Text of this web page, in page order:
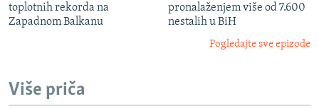
toplotnih rekorda na
Zapadnom Balkanu
pronalaženjem više od 7.600
nestalih u BiH
Pogledajte sve epizode
Više priča